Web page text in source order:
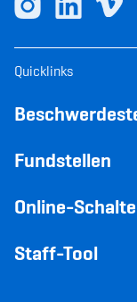
Quicklinks
Fundstellen
Online-
Staff-Tool